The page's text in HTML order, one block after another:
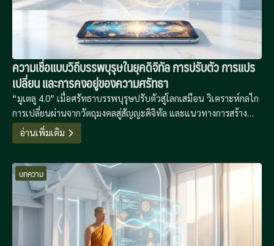
ความเชื่อแบบวิถีบรรพบุรุษในยุคดิจิทัล การปรับตัว การแปร
เปลี่ยน และการคงอยู่ของความศรัทธา
“มูเตลู 4.0” เมื่อศรัทธาบรรพบุรุษปรับตัวสู่โลกเสมือน วิเคราะห์กลไก
การเปลี่ยนผ่านจากวัตถุมงคลสู่สัญญะดิจิทัล และแนวทางการสร้าง
ภูมิปัญญาดิจิทัลเพื่อรักษาความมั่นคงทางจิตใจในยุคที่เทคโนโลยีขับ
เคลื่อนความเชื่อ
อ่านเพิ่มเติม
บทความ